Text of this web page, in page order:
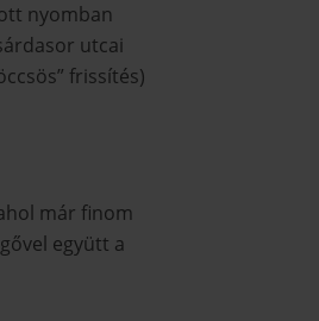
nyomban
utcai
frissítés)
már finom
együtt a